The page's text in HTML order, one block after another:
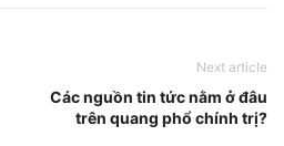
Next article
Các nguồn tin tức nằm ở đâu
trên quang phổ chính trị?